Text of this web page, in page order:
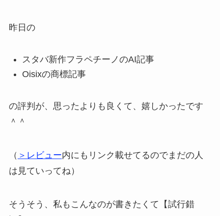
昨日の
スタバ新作フラペチーノのAI記事
Oisixの商標記事
の評判が、思ったよりも良くて、嬉しかったです
＾＾
（ ＞レビュー内にもリンク載せてるのでまだの人
は見ていってね）
そうそう、私もこんなのが書きたくて【試行錯